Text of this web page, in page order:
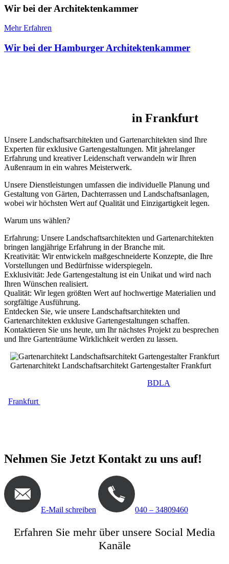
Wir bei der Architekten­kammer
Mehr Erfahren
Wir bei der Hamburger Architektenkammer
in Frankfurt
Unsere Landschaftsarchitekten und Gartenarchitekten sind Ihre
Experten für exklusive Gartengestaltungen. Mit jahrelanger
Erfahrung und kreativer Leidenschaft verwandeln wir Ihren
Außenraum in ein wahres Meisterwerk.
Unsere Dienstleistungen umfassen die individuelle Planung und
Gestaltung von Gärten, Dachterrassen und Landschaftsanlagen,
wobei wir höchsten Wert auf Qualität und Einzigartigkeit legen.
Warum uns wählen?
Erfahrung: Unsere Landschaftsarchitekten und Gartenarchitekten
bringen langjährige Erfahrung in der Branche mit.
Kreativität: Wir entwickeln maßgeschneiderte Konzepte, die Ihre
Vorstellungen und Bedürfnisse widerspiegeln.
Exklusivität: Jede Gartengestaltung ist ein Unikat und wird nach
Ihren Wünschen realisiert.
Qualität: Wir legen größten Wert auf hochwertige Materialien und
sorgfältige Ausführung.
Entdecken Sie, wie unsere Landschaftsarchitekten und
Gartenarchitekten exklusive Gartengestaltungen schaffen.
Kontaktieren Sie uns heute, um Ihr nächstes Projekt zu besprechen
und Ihre Gartenträume Wirklichkeit werden zu lassen.
Gartenarchitekt Landschaftsarchitekt Gartengestalter Frankfurt
BDLA
Frankfurt
Nehmen Sie Jetzt Kontakt zu uns auf!
E-Mail schreiben 040 – 34809460
Erfahren Sie mehr über unsere Social Media
Kanäle